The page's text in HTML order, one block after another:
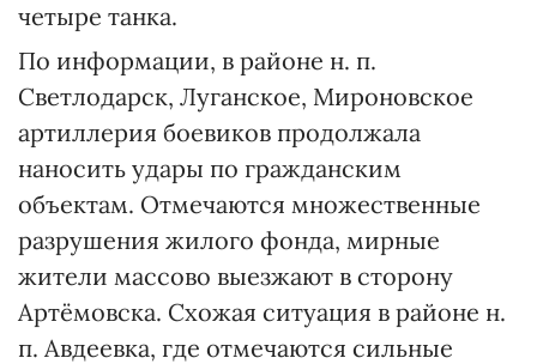
четыре танка.
По информации, в районе н. п.
Светлодарск, Луганское, Мироновское
артиллерия боевиков продолжала
наносить удары по гражданским
объектам. Отмечаются множественные
разрушения жилого фонда, мирные
жители массово выезжают в сторону
Артёмовска. Схожая ситуация в районе н.
п. Авдеевка, где отмечаются сильные